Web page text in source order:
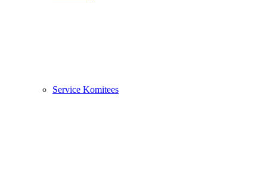
Service Komitees